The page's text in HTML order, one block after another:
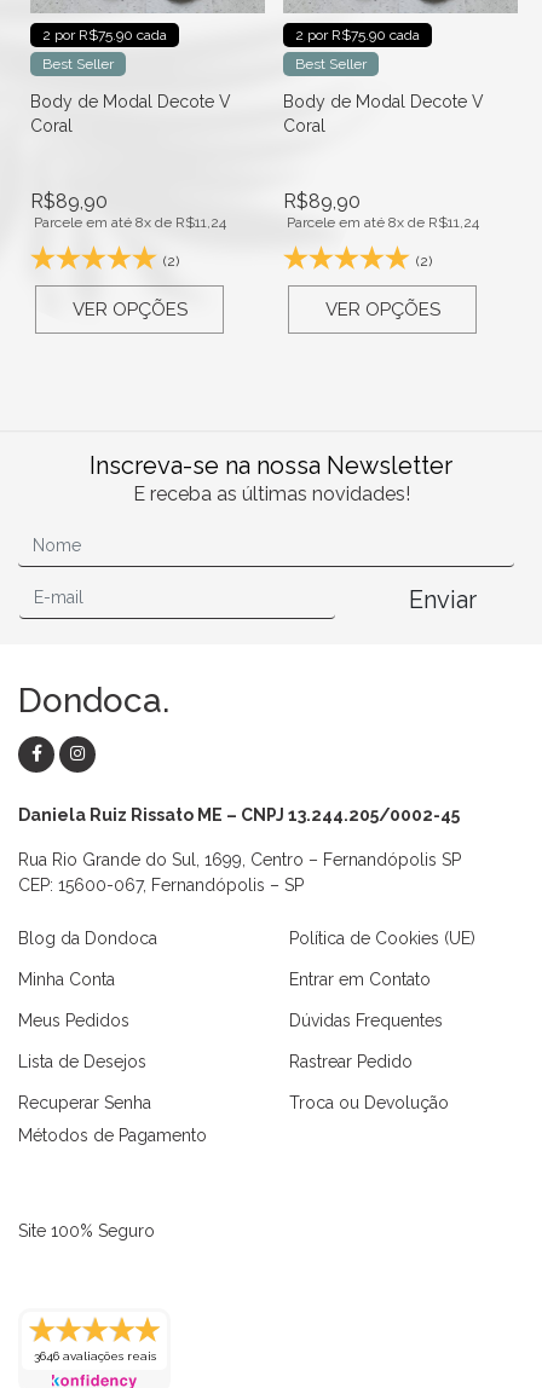
Macaquinhos
2 por R$75.90 cada
Best Seller
Body de Modal Decote V
Coral
R$89,90
Parcele em até 8x de R$11,24
(2)
VER OPÇÕES
2 por R$75.90 cada
Best Seller
Body de Modal Decote V
Coral
R$89,90
Parcele em até 8x de R$11,24
(2)
VER OPÇÕES
Inscreva-se na nossa Newsletter
E receba as últimas novidades!
Enviar
Dondoca.
Daniela Ruiz Rissato ME – CNPJ 13.244.205/0002-45
Rua Rio Grande do Sul, 1699, Centro – Fernandópolis SP
CEP: 15600-067, Fernandópolis – SP
Blog da Dondoca
Minha Conta
Meus Pedidos
Lista de Desejos
Recuperar Senha
Política de Cookies (UE)
Entrar em Contato
Dúvidas Frequentes
Rastrear Pedido
Troca ou Devolução
Métodos de Pagamento
Site 100% Seguro
3646 avaliações reais